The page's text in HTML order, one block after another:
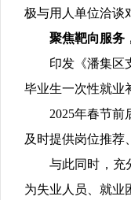
极与用人单位洽谈
聚焦靶向服务
印发《潘集区
毕业生一次性就业
2025年春节
及时提供岗位推荐
与此同时，充
为失业人员、就业